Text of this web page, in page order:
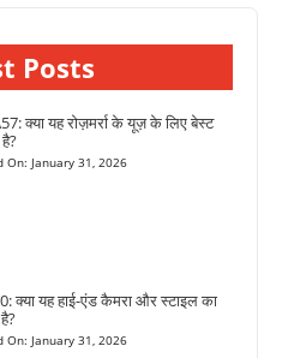
Posts
क्या यह रोज़मर्रा के यूज़ के लिए बेस्ट
है?
On: January 31, 2026
क्या यह हाई-एंड कैमरा और स्टाइल का
On: January 31, 2026